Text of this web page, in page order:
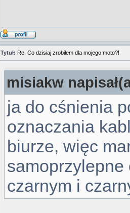
Tytuł: Re: Co dzisiaj zrobiłem dla mojego moto?!
misiakw
ja do cśnienia
oznaczania
biurze, więc
samoprzylepne
czarnym i